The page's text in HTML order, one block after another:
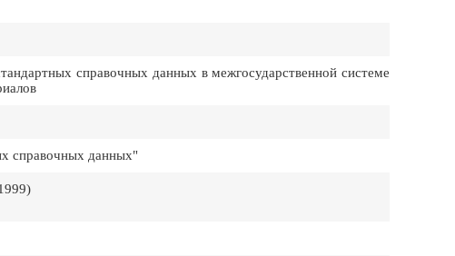
справочных данных в межгосударственной системе
справочных данных"